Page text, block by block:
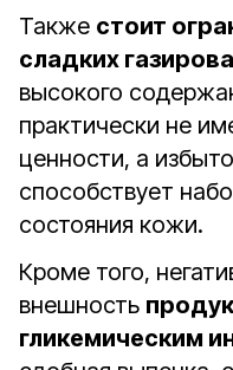
Также стоит
сладких
высокого
практически не
ценности, а
способствует
состояния кожи.
Кроме того,
внешность
гликемическим